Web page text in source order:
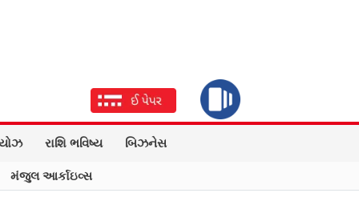
રાશિ ભવિષ્ય બિઝનેસ
મંજુલ આર્કાઇવ્સ